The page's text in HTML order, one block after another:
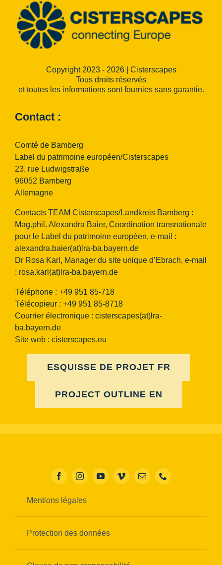
Copyright 2023 - 2026 | Cisterscapes
Tous droits réservés
et toutes les informations sont fournies sans garantie.
Contact :
Comté de Bamberg
Label du patrimoine européen/Cisterscapes
23, rue Ludwigstraße
96052 Bamberg
Allemagne
Contacts TEAM Cisterscapes/Landkreis Bamberg :
Mag.phil. Alexandra Baier, Coordination transnationale
pour le Label du patrimoine européen, e-mail :
alexandra.baier(at)lra-ba.bayern.de
Dr Rosa Karl, Manager du site unique d’Ebrach, e-mail
: rosa.karl(at)lra-ba.bayern.de
Téléphone : +49 951 85-718
Télécopieur : +49 951 85-8718
Courrier électronique : cisterscapes(at)lra-
ba.bayern.de
Site web : cisterscapes.eu
ESQUISSE DE PROJET FR
PROJECT OUTLINE EN
Mentions légales
Protection des données